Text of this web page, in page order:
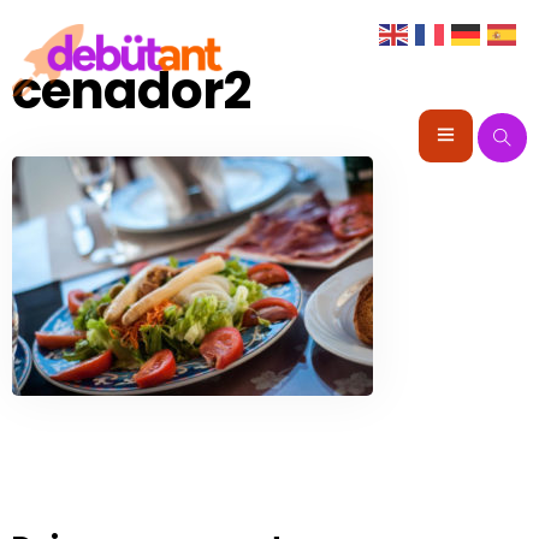
Portada
Instalaciones
cenador2